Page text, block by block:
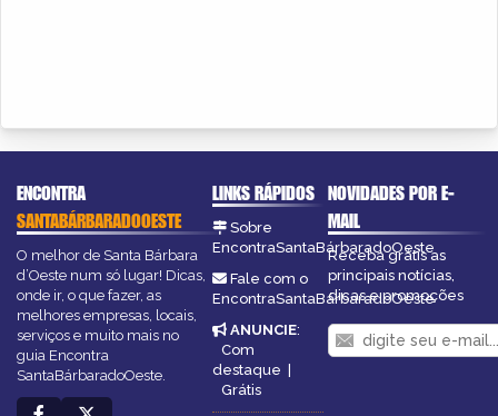
ENCONTRA
SANTABÁRBARADOOESTE
O melhor de Santa Bárbara
d’Oeste num só lugar! Dicas,
onde ir, o que fazer, as
melhores empresas, locais,
serviços e muito mais no
guia Encontra
SantaBárbaradoOeste.
LINKS RÁPIDOS
Sobre
EncontraSantaBárbaradoOeste
Fale com o
EncontraSantaBárbaradoOeste
ANUNCIE:
Com
destaque |
Grátis
NOVIDADES POR E-
MAIL
Receba grátis as
principais notícias,
dicas e promoções